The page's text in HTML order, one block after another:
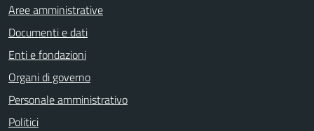
Aree amministrative
Documenti e dati
Enti e fondazioni
Organi di governo
Personale amministrativo
Politici